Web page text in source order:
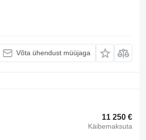
Võta ühendust müüjaga
11 250 €
Käibemaksuta